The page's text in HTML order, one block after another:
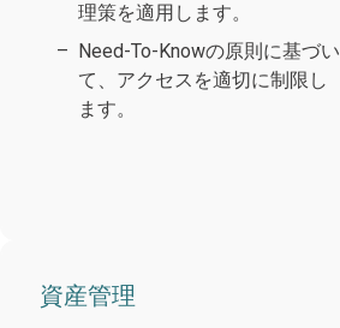
理策を適用します。
Need-To-Knowの原則に基づい
て、アクセスを適切に制限し
ます。
資産管理